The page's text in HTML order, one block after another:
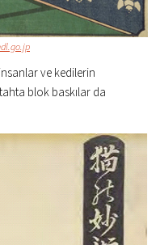
ve kedilerin
blok baskılar da